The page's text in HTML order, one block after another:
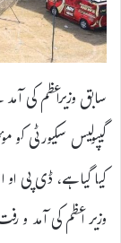
سابق وزیراعظم کی
گیپولیس سکیورٹی
کیا گیا ہے، ڈی پی
وزیر اعظم کی آمد و